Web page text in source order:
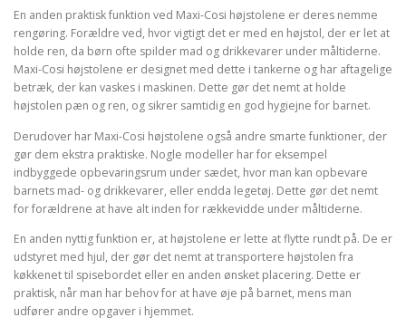
En anden praktisk funktion ved Maxi-Cosi højstolene er deres nemme
rengøring. Forældre ved, hvor vigtigt det er med en højstol, der er let at
holde ren, da børn ofte spilder mad og drikkevarer under måltiderne.
Maxi-Cosi højstolene er designet med dette i tankerne og har aftagelige
betræk, der kan vaskes i maskinen. Dette gør det nemt at holde
højstolen pæn og ren, og sikrer samtidig en god hygiejne for barnet.
Derudover har Maxi-Cosi højstolene også andre smarte funktioner, der
gør dem ekstra praktiske. Nogle modeller har for eksempel
indbyggede opbevaringsrum under sædet, hvor man kan opbevare
barnets mad- og drikkevarer, eller endda legetøj. Dette gør det nemt
for forældrene at have alt inden for rækkevidde under måltiderne.
En anden nyttig funktion er, at højstolene er lette at flytte rundt på. De er
udstyret med hjul, der gør det nemt at transportere højstolen fra
køkkenet til spisebordet eller en anden ønsket placering. Dette er
praktisk, når man har behov for at have øje på barnet, mens man
udfører andre opgaver i hjemmet.